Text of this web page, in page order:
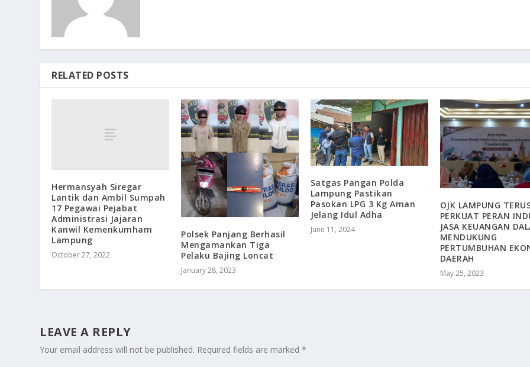
RELATED POSTS
Hermansyah Siregar
Lantik dan Ambil Sumpah
17 Pegawai Pejabat
Administrasi Jajaran
Kanwil Kemenkumham
Lampung
October 27, 2022
Polsek Panjang Berhasil
Mengamankan Tiga
Pelaku Bajing Loncat
January 28, 2023
Satgas Pangan Polda
Lampung Pastikan
Pasokan LPG 3 Kg Aman
Jelang Idul Adha
June 11, 2024
OJK LAMPUNG
PERKUAT PERAN
JASA KEUANGAN
MENDUKUNG
PERTUMBUHAN
DAERAH
May 25, 2023
LEAVE A REPLY
Your email address will not be published. Required fields are marked*